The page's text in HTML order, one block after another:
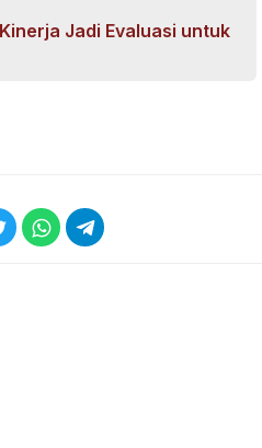
Jadi Evaluasi untuk